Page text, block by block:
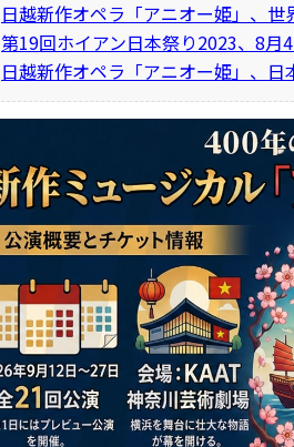
日越新作オペラ「アニオー姫」、
第19回ホイアン日本祭り2023、8月
日越新作オペラ「アニオー姫」、